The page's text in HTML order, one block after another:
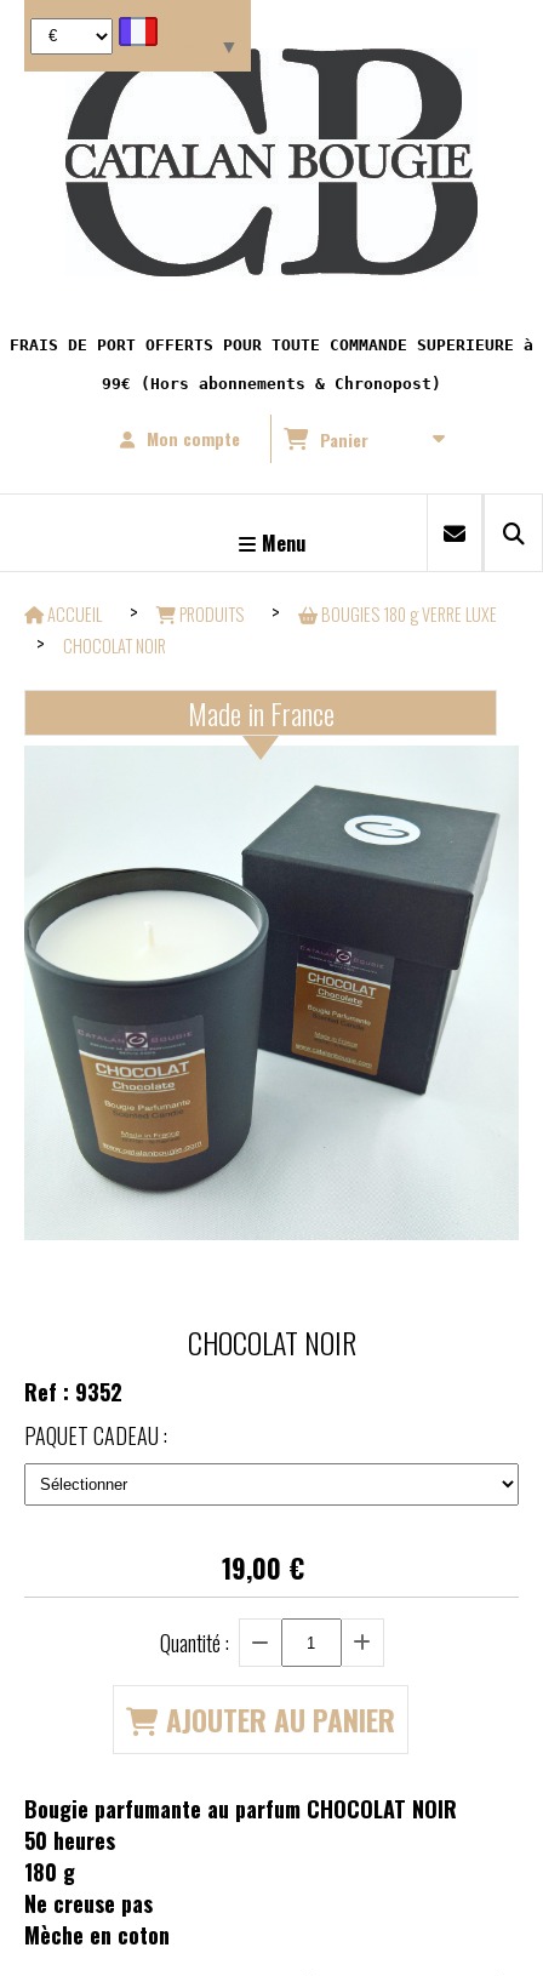
FRAIS DE PORT OFFERTS POUR TOUTE COMMANDE SUPERIEURE à
99€ (Hors abonnements & Chronopost)
Mon compte Panier
Menu
ACCUEIL PRODUITS
BOUGIES 180 g VERRE LUXE
CHOCOLAT NOIR
Made in France
CHOCOLAT NOIR
Ref : 9352
PAQUET CADEAU :
19,00 €
Quantité :
AJOUTER AU PANIER
Bougie parfumante au parfum CHOCOLAT NOIR
50 heures
180 g
Ne creuse pas
Mèche en coton
▼